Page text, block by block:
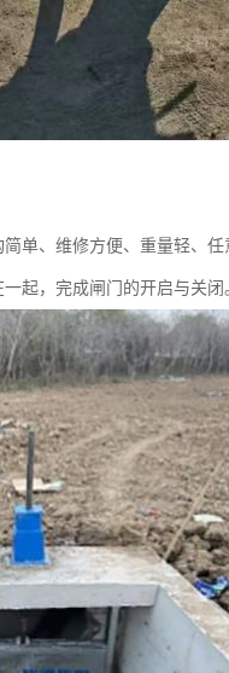
单、维修方便、重量轻、
起，完成闸门的开启与关闭